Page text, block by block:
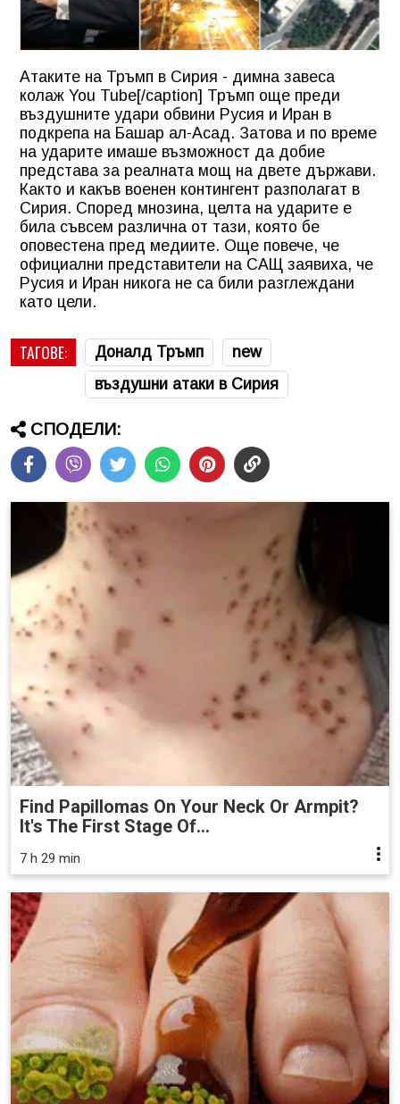
Атаките на Тръмп в Сирия - димна завеса
колаж You Tube[/caption] Тръмп още преди
въздушните удари обвини Русия и Иран в
подкрепа на Башар ал-Асад. Затова и по време
на ударите имаше възможност да добие
представа за реалната мощ на двете държави.
Както и какъв военен контингент разполагат в
Сирия. Според мнозина, целта на ударите е
била съвсем различна от тази, която бе
оповестена пред медиите. Още повече, че
официални представители на САЩ заявиха, че
Русия и Иран никога не са били разглеждани
като цели.
ТАГОВЕ: Доналд Тръмп
new
въздушни атаки в Сирия
СПОДЕЛИ:
Find Papillomas On Your Neck Or Armpit?
It's The First Stage Of...
7 h 29 min